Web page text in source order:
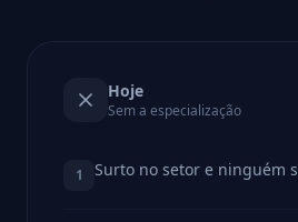
Hoje
Sem a especialização
1 Surto no setor e ninguém